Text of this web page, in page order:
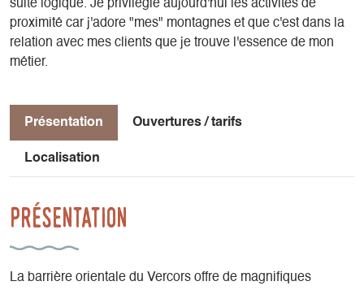
suite logique. Je privilégie aujourd'hui les activités de
proximité car j'adore "mes" montagnes et que c'est dans la
relation avec mes clients que je trouve l'essence de mon
métier.
Présentation Ouvertures / tarifs
Localisation
Présentation
La barrière orientale du Vercors offre de magnifiques